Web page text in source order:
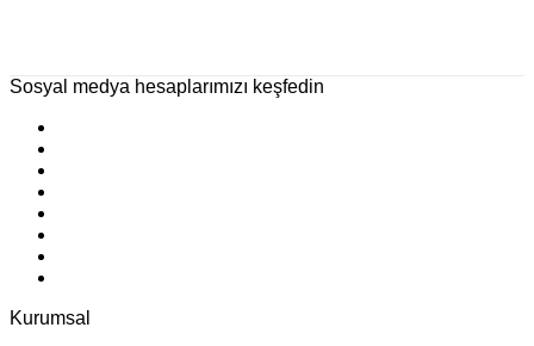
Sosyal medya hesaplarımızı keşfedin
Kurumsal